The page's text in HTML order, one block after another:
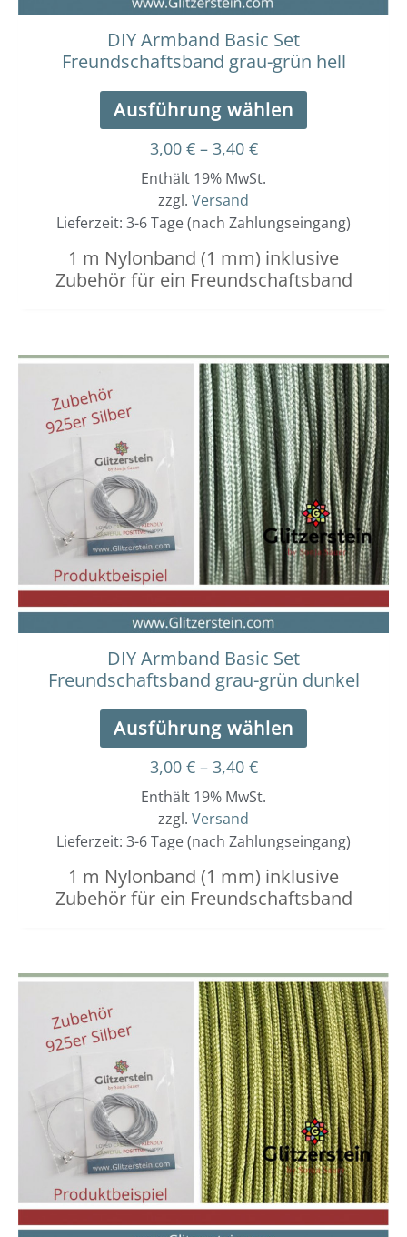
DIY Armband Basic Set
Freundschaftsband grau-grün hell
Ausführung wählen
3,00 € – 3,40 €
Enthält 19% MwSt.
zzgl. Versand
Lieferzeit: 3-6 Tage (nach Zahlungseingang)
1 m Nylonband (1 mm) inklusive
Zubehör für ein Freundschaftsband
DIY Armband Basic Set
Freundschaftsband grau-grün dunkel
Ausführung wählen
Dieses
Produkt
weist
mehrere
Varianten
auf.
Die
Optionen
können
auf
der
3,00 € – 3,40 €
Preisspanne:
3,00 €
bis
3,40 €
Enthält 19% MwSt.
zzgl. Versand
Lieferzeit: 3-6 Tage (nach Zahlungseingang)
1 m Nylonband (1 mm) inklusive
Zubehör für ein Freundschaftsband
Dieses
Produkt
weist
mehrere
Varianten
auf.
Die
Optionen
können
auf
der
Preisspanne:
3,00 €
bis
3,40 €